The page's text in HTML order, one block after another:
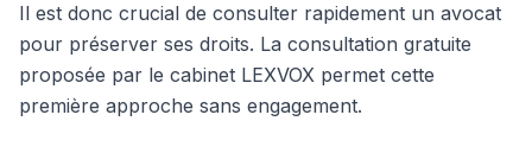
Il est donc crucial de consulter rapidement un avocat
pour préserver ses droits. La consultation gratuite
proposée par le cabinet LEXVOX permet cette
première approche sans engagement.